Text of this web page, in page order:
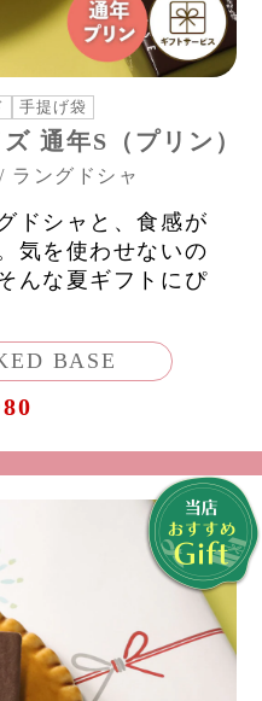
手提げ袋
通年S（プリン）
ラングドシャ
ドシャと、食感が
気を使わせないの
んな夏ギフトにぴ
BASE